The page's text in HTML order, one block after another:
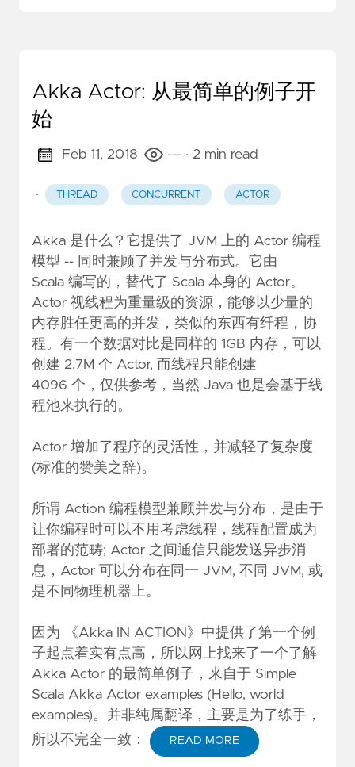
Akka Actor: 从最简单的例子开
始
Feb 11, 2018 --- · 2 min read
· THREAD CONCURRENT ACTOR
Akka 是什么？它提供了 JVM 上的 Actor 编程
模型 -- 同时兼顾了并发与分布式。它由
Scala 编写的，替代了 Scala 本身的 Actor。
Actor 视线程为重量级的资源，能够以少量的
内存胜任更高的并发，类似的东西有纤程，协
程。有一个数据对比是同样的 1GB 内存，可以
创建 2.7M 个 Actor, 而线程只能创建
4096 个，仅供参考，当然 Java 也是会基于线
程池来执行的。
Actor 增加了程序的灵活性，并减轻了复杂度
(标准的赞美之辞)。
所谓 Action 编程模型兼顾并发与分布，是由于
让你编程时可以不用考虑线程，线程配置成为
部署的范畴; Actor 之间通信只能发送异步消
息，Actor 可以分布在同一 JVM, 不同 JVM, 或
是不同物理机器上。
因为 《Akka IN ACTION》中提供了第一个例
子起点着实有点高，所以网上找来了一个了解
Akka Actor 的最简单例子，来自于 Simple
Scala Akka Actor examples (Hello, world
examples)。并非纯属翻译，主要是为了练手，
所以不完全一致：
READ MORE